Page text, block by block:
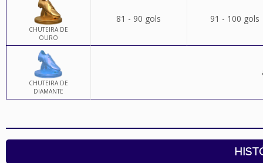
CHUTEIRA DE
OURO
81 - 90 gols 91 - 100 gols
CHUTEIRA DE
DIAMANTE